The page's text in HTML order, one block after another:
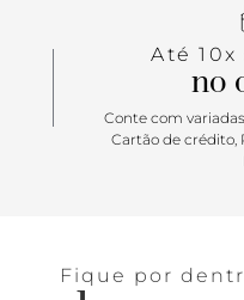
Até
no
Conte com
Cartão de crédito,
Fique por